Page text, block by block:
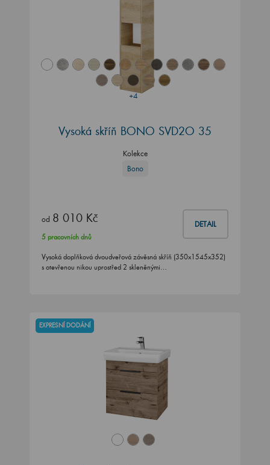
+4
Vysoká skříň BONO SVD2O 35
Kolekce
Bono
od 8 010 Kč DETAIL
5 pracovních dnů
Vysoká doplňková dvoudveřová závěsná skříň (350x1545x352)
s otevřenou nikou uprostřed 2 skleněnými…
EXPRESNÍ DODÁNÍ